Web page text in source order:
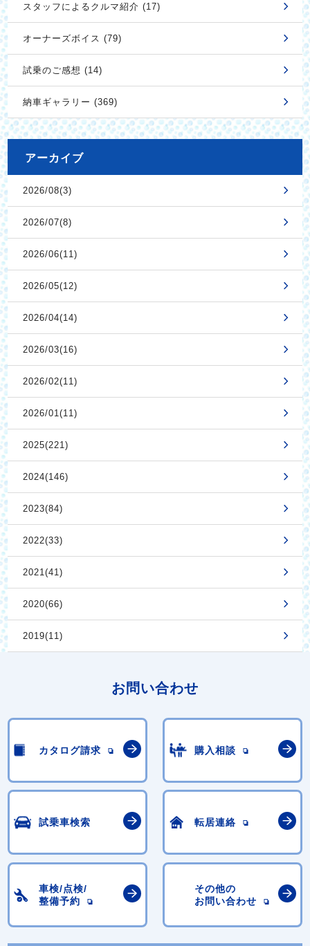
スタッフによるクルマ紹介 (17)
オーナーズボイス (79)
試乗のご感想 (14)
納車ギャラリー (369)
アーカイブ
2026/08(3)
2026/07(8)
2026/06(11)
2026/05(12)
2026/04(14)
2026/03(16)
2026/02(11)
2026/01(11)
2025(221)
2024(146)
2023(84)
2022(33)
2021(41)
2020(66)
2019(11)
お問い合わせ
カタログ請求 購入相談
試乗車検索 転居連絡
車検/点検/
整備予約
その他の
お問い合わせ